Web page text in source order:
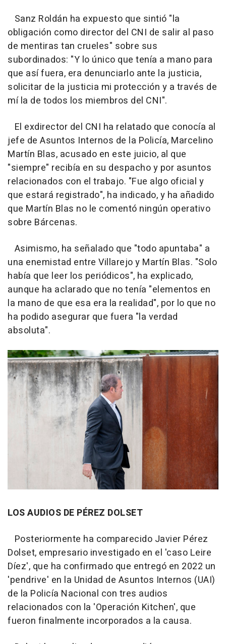
Sanz Roldán ha expuesto que sintió "la
obligación como director del CNI de salir al paso
de mentiras tan crueles" sobre sus
subordinados: "Y lo único que tenía a mano para
que así fuera, era denunciarlo ante la justicia,
solicitar de la justicia mi protección y a través de
mí la de todos los miembros del CNI".
El exdirector del CNI ha relatado que conocía al
jefe de Asuntos Internos de la Policía, Marcelino
Martín Blas, acusado en este juicio, al que
"siempre" recibía en su despacho y por asuntos
relacionados con el trabajo. "Fue algo oficial y
que estará registrado", ha indicado, y ha añadido
que Martín Blas no le comentó ningún operativo
sobre Bárcenas.
Asimismo, ha señalado que "todo apuntaba" a
una enemistad entre Villarejo y Martín Blas. "Solo
había que leer los periódicos", ha explicado,
aunque ha aclarado que no tenía "elementos en
la mano de que esa era la realidad", por lo que no
ha podido asegurar que fuera "la verdad
absoluta".
LOS AUDIOS DE PÉREZ DOLSET
Posteriormente ha comparecido Javier Pérez
Dolset, empresario investigado en el 'caso Leire
Díez', que ha confirmado que entregó en 2022 un
'pendrive' en la Unidad de Asuntos Internos (UAI)
de la Policía Nacional con tres audios
relacionados con la 'Operación Kitchen', que
fueron finalmente incorporados a la causa.